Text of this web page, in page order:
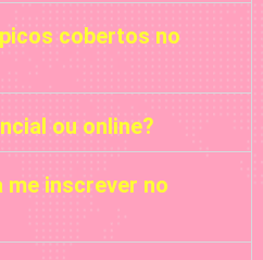
cobertos no
ou online?
me inscrever no